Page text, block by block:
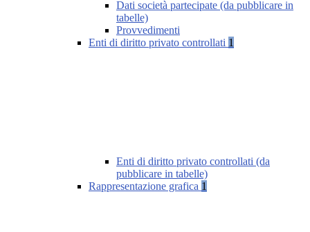
Dati società partecipate (da pubblicare in
tabelle)
Provvedimenti
Enti di diritto privato controllati 1
Enti di diritto privato controllati (da
pubblicare in tabelle)
Rappresentazione grafica 1